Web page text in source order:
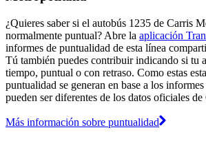
¿Quieres saber si el autobús 1235 de Carris
normalmente puntual? Abre la aplicación
informes de puntualidad de esta línea
Tú también puedes contribuir indicando si tu
tiempo, puntual o con retraso. Como estas
puntualidad se generan en base a los
pueden ser diferentes de los datos oficiales
Más información sobre puntualidad